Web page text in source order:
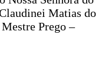
Matias do
Prego –